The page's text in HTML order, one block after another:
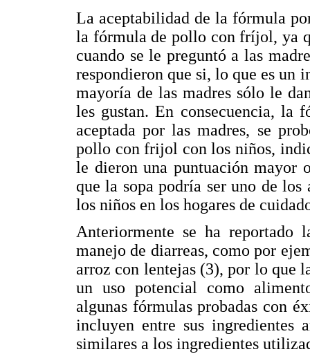
La aceptabilidad de la fórmula
la fórmula de pollo con fríjol, ya
cuando se le preguntó a las
respondieron que si, lo que es un
mayoría de las madres sólo le
les gustan. En consecuencia,
aceptada por las madres, se
pollo con frijol con los niños,
le dieron una puntuación mayor
que la sopa podría ser uno de
los niños en los hogares de
Anteriormente se ha reportado
manejo de diarreas, como por
arroz con lentejas (3), por lo que
un uso potencial como
algunas fórmulas probadas con
incluyen entre sus ingredientes
similares a los ingredientes